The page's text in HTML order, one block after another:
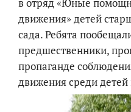
движения» детей
сада. Ребята
предшественники,
пропаганде
движения среди детей